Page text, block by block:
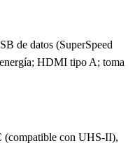
de datos (SuperSpeed
HDMI tipo A; toma
con UHS-II),